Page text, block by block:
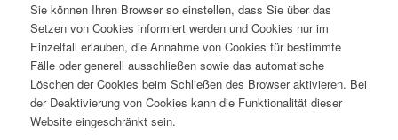
Sie können Ihren Browser so einstellen, dass Sie über das
Setzen von Cookies informiert werden und Cookies nur im
Einzelfall erlauben, die Annahme von Cookies für bestimmte
Fälle oder generell ausschließen sowie das automatische
Löschen der Cookies beim Schließen des Browser aktivieren. Bei
der Deaktivierung von Cookies kann die Funktionalität dieser
Website eingeschränkt sein.